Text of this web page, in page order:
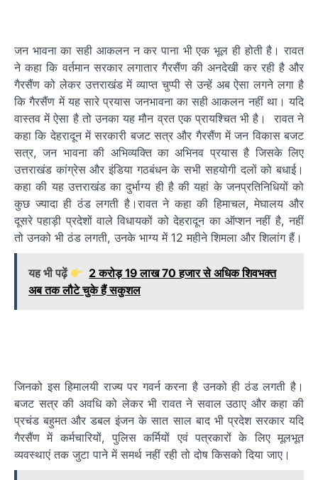
जन भावना का सही आकलन न कर पाना भी एक भूल ही होती है। रावत
ने कहा कि वर्तमान सरकार लगातार गैरसैंण की अनदेखी कर रही है और
गैरसैंण को लेकर उत्तराखंड में व्याप्त चुप्पी से उन्हें अब ऐसा लगने लगा है
कि गैरसैंण में यह सारे प्रयास जनभावना का सही आकलन नहीं था। यदि
वास्तव में ऐसा है तो उनका यह मौन व्रत एक प्रायश्चित भी है। रावत ने
कहा कि देहरादून में सरकारी बजट सत्र और गैरसैंण में जन विकास बजट
सत्र, जन भावना की अभिव्यक्ति का अभिनव प्रयास है जिसके लिए
उत्तराखंड कांग्रेस और इंडिया गठबंधन के सभी सहयोगी दलों को बधाई।
कहा की यह उत्तराखंड का दुर्भाग्य ही है की यहां के जनप्रतिनिधियों को
कुछ ज्यादा ही ठंड लगती है।रावत ने कहा की हिमाचल, मेघालय और
दूसरे पहाड़ी प्रदेशों वाले विधायकों को देहरादून का ऑप्शन नहीं है, नहीं
तो उनको भी ठंड लगती, उनके भाग्य में 12 महीने शिमला और शिलांग हैं।
यह भी पढ़ें
2 करोड़ 19 लाख 70 हजार से अधिक शिवभक्त
अब तक लौटे चुके हैं सकुशल
जिनको इस हिमालयी राज्य पर गवर्न करना है उनको ही ठंड लगती है।
बजट सत्र की अवधि को लेकर भी रावत ने सवाल उठाए और कहा की
प्रचंड बहुमत और डबल इंजन के सात साल बाद भी प्रदेश सरकार यदि
गैरसैंण में कर्मचारियों, पुलिस कर्मियों एवं पत्रकारों के लिए मूलभूत
व्यवस्थाएं तक जुटा पाने में समर्थ नहीं रही तो दोष किसको दिया जाए।